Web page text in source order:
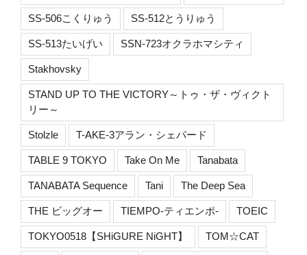
SS-506こくりゅう SS-512とうりゅう
SS-513たいげい SSN-723オクラホマシティ
Stakhovsky
STAND UP TO THE VICTORY～トゥ・ザ・ヴィクト
リー～
Stolzle T-AKE-3アラン・シェパード
TABLE 9 TOKYO Take On Me Tanabata
TANABATA Sequence Tani The Deep Sea
THE ビッグオー TIEMPO-ティエンポ- TOEIC
TOKYO0518【SHiGURE NiGHT】 TOM☆CAT